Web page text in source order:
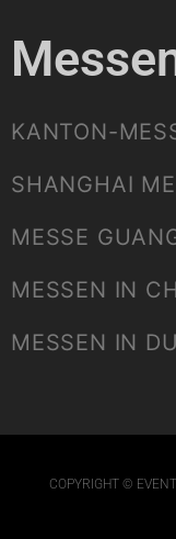
KANTON-
SHANGHAI
MESSE
MESSEN IN
MESSEN IN
COPYRIGHT ©